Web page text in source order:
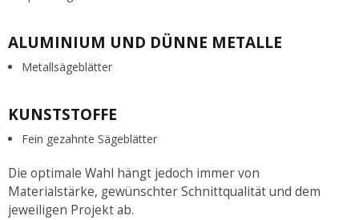
ALUMINIUM UND DÜNNE METALLE
Metallsägeblätter
KUNSTSTOFFE
Fein gezahnte Sägeblätter
Die optimale Wahl hängt jedoch immer von
Materialstärke, gewünschter Schnittqualität und dem
jeweiligen Projekt ab.